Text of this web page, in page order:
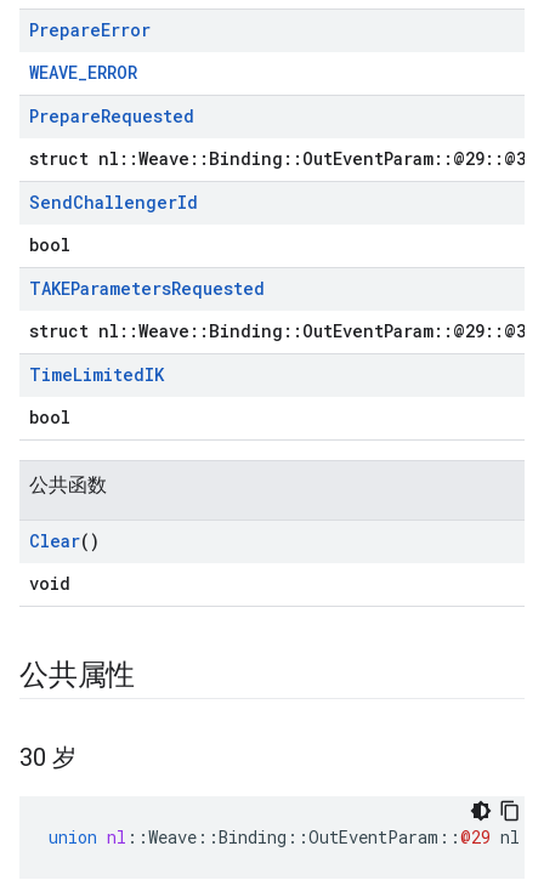
PrepareError
WEAVE_ERROR
PrepareRequested
struct nl::Weave::Binding::OutEventParam::@29::@31
SendChallengerId
bool
TAKEParametersRequested
struct nl::Weave::Binding::OutEventParam::@29::@33
TimeLimitedIK
bool
公共函数
Clear()
void
公共属性
30 岁
union nl ::Weave ::Binding ::OutEventParam ::@29 nl